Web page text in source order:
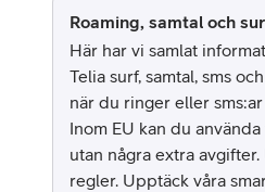
Roaming, samtal och
Här har vi samlat
Telia surf, samtal, sms
när du ringer eller
Inom EU kan du
utan några extra
regler. Upptäck våra